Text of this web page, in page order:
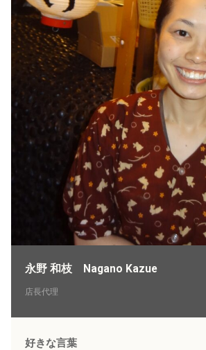
永野 和枝 Nagano Kazue
店長代理
好きな言葉